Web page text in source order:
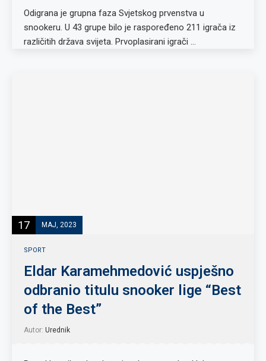
Odigrana je grupna faza Svjetskog prvenstva u
snookeru. U 43 grupe bilo je raspoređeno 211 igrača iz
različitih država svijeta. Prvoplasirani igrači …
17 MAJ, 2023
SPORT
Eldar Karamehmedović uspješno
odbranio titulu snooker lige “Best
of the Best”
Autor: Urednik